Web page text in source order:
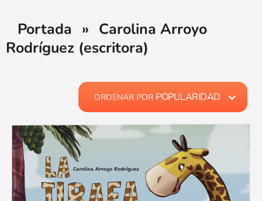
Portada » Carolina Arroyo
Rodríguez (escritora)
ORDENAR POR POPULARIDAD